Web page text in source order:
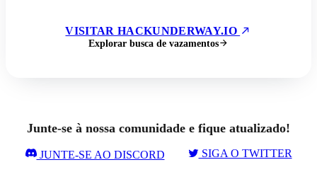
VISITAR HACKUNDERWAY.IO
Explorar busca de vazamentos
Junte-se à nossa comunidade e fique atualizado!
JUNTE-SE AO DISCORD SIGA O TWITTER